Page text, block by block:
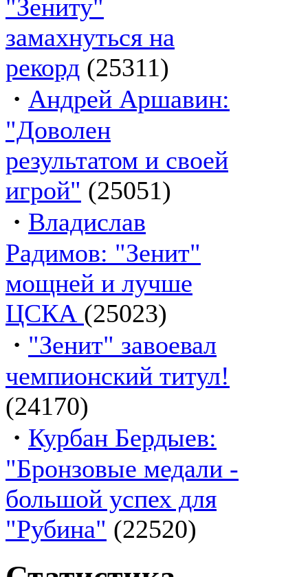
"Зениту"
замахнуться на
рекорд (25311)
· Андрей Аршавин:
"Доволен
результатом и своей
игрой" (25051)
· Владислав
Радимов: "Зенит"
мощней и лучше
ЦСКА (25023)
· "Зенит" завоевал
чемпионский титул!
(24170)
· Курбан Бердыев:
"Бронзовые медали -
большой успех для
"Рубина" (22520)